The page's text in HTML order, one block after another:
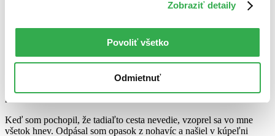
Zobraziť detaily
Povoliť všetko
Odmietnuť
urobil. Že už sa môžem vrátiť, všetko to trápenie ukončiť, upratať
odolnejším. Napriek tomu som sa o to aspoň pokúsil a vypil do pol
hodiny liter pálenky. Zobudil som sa na to, ako to zo mňa špliecha
na dlážku, všetky hriechy sveta sa mi lejú z hrdla cez stehná na
koberec. Kyselina, ktorá už dva dni prosila o jedlo, ale dostávala iba
realitu svetla.
Keď som pochopil, že tadiaľto cesta nevedie, vzoprel sa vo mne
všetok hnev. Odpásal som opasok z nohavíc a našiel v kúpeľni